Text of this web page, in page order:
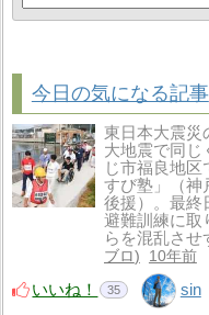
今日の気になる記事
東日本大震災
大地震で同じ
じ市福良地
すび塾」（神
後援）。最終
避難訓練に取
らを混乱さ
ブロ
10年前
いいね！ 35 sin